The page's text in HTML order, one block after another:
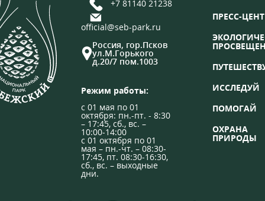
+7 81140 21238
official@seb-park.ru
Россия, гор.Псков
ул.М.Горького
д.20/7 пом.1003
Режим работы:
с 01 мая по 01
октября: пн.-пт. - 8:30
– 17:45, сб., вс. –
10:00-14:00
с 01 октября по 01
мая – пн.-чт. – 08:30-
17:45, пт. 08:30-16:30,
сб., вс. – выходные
дни.
ПРЕСС-
ИССЛЕДУЙ
ПОМОГАЙ
ОХРАНА
ПРИРОДЫ